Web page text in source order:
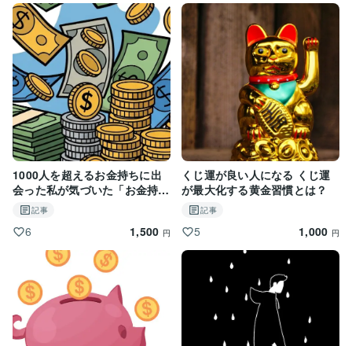
1000人を超えるお金持ちに出
会った私が気づいた「お金持ち
へと近づく行動・習慣」
記事
6 1,500 円
くじ運が良い人になる くじ運
が最大化する黄金習慣とは？
記事
5 1,000 円